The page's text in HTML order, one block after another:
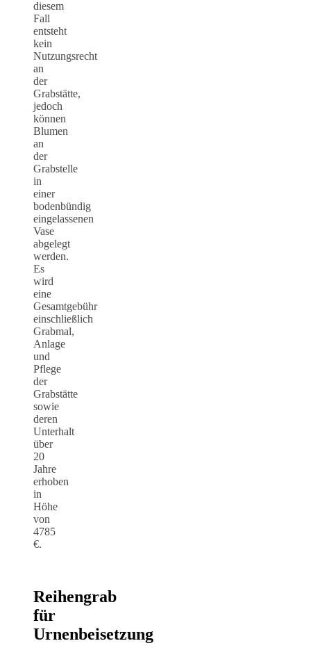
diesem
Fall
entsteht
kein
Nutzungsrecht
an
der
Grabstätte,
jedoch
können
Blumen
an
der
Grabstelle
in
einer
bodenbündig
eingelassenen
Vase
abgelegt
werden.
Es
wird
eine
Gesamtgebühr
einschließlich
Grabmal,
Anlage
und
Pflege
der
Grabstätte
sowie
deren
Unterhalt
über
20
Jahre
erhoben
in
Höhe
von
4785
€.
Reihengrab
für
Urnenbeisetzung